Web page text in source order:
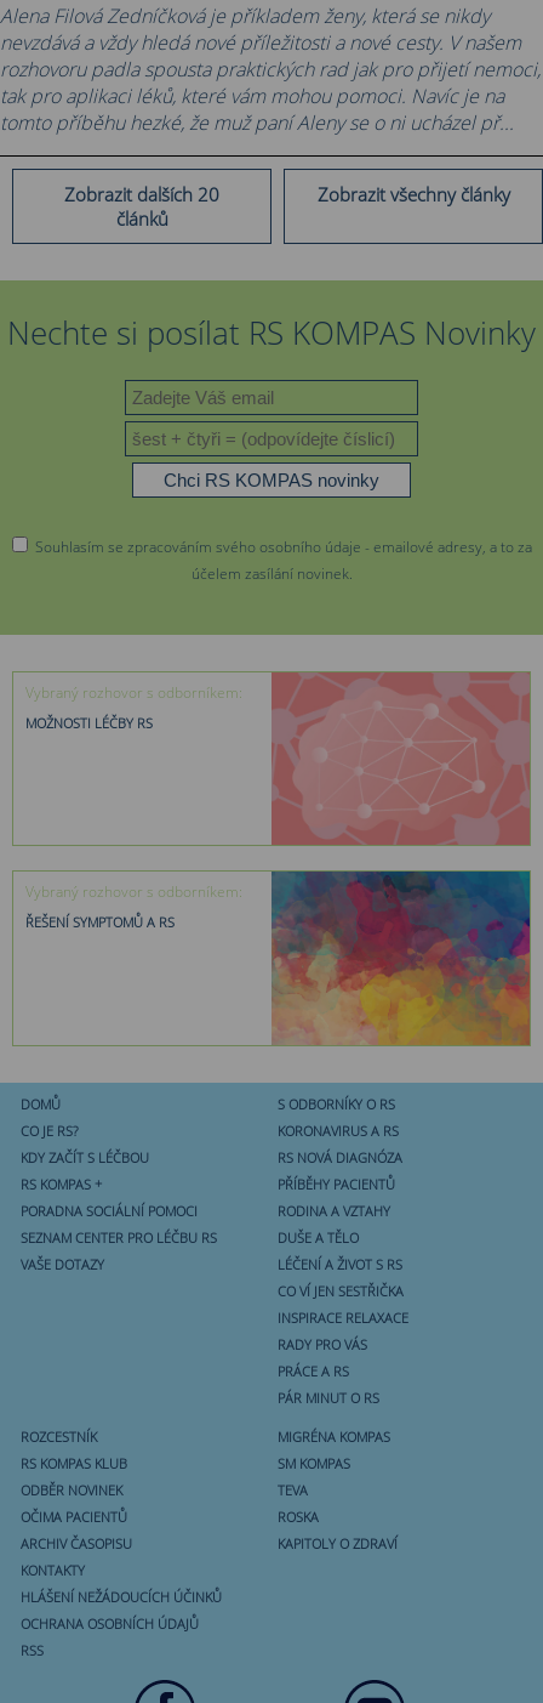
Alena Filová Zedníčková je příkladem ženy, která se nikdy
nevzdává a vždy hledá nové příležitosti a nové cesty. V našem
rozhovoru padla spousta praktických rad jak pro přijetí nemoci,
tak pro aplikaci léků, které vám mohou pomoci. Navíc je na
tomto příběhu hezké, že muž paní Aleny se o ni ucházel př...
Zobrazit dalších 20
článků
Zobrazit všechny články
Nechte si posílat RS KOMPAS Novinky
Souhlasím se zpracováním svého osobního údaje - emailové adresy, a to za
účelem zasílání novinek.
Vybraný rozhovor s odborníkem:
MOŽNOSTI LÉČBY RS
Vybraný rozhovor s odborníkem:
ŘEŠENÍ SYMPTOMŮ A RS
DOMŮ
CO JE RS?
KDY ZAČÍT S LÉČBOU
RS KOMPAS +
PORADNA SOCIÁLNÍ POMOCI
SEZNAM CENTER PRO LÉČBU RS
VAŠE DOTAZY
S ODBORNÍKY O RS
KORONAVIRUS A RS
RS NOVÁ DIAGNÓZA
PŘÍBĚHY PACIENTŮ
RODINA A VZTAHY
DUŠE A TĚLO
LÉČENÍ A ŽIVOT S RS
CO VÍ JEN SESTŘIČKA
INSPIRACE RELAXACE
RADY PRO VÁS
PRÁCE A RS
PÁR MINUT O RS
ROZCESTNÍK
RS KOMPAS KLUB
ODBĚR NOVINEK
OČIMA PACIENTŮ
ARCHIV ČASOPISU
KONTAKTY
HLÁŠENÍ NEŽÁDOUCÍCH ÚČINKŮ
OCHRANA OSOBNÍCH ÚDAJŮ
RSS
MIGRÉNA KOMPAS
SM KOMPAS
TEVA
ROSKA
KAPITOLY O ZDRAVÍ